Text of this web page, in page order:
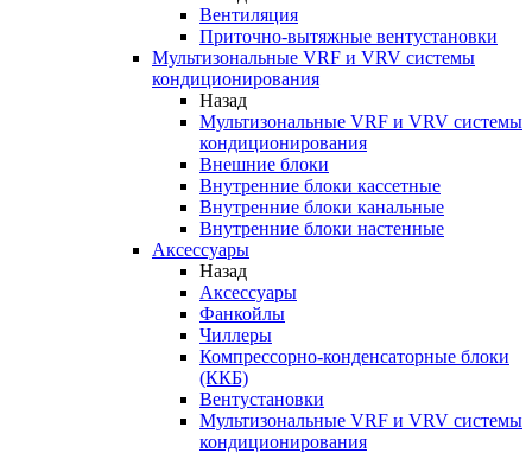
Вентиляция
Приточно-вытяжные вентустановки
Мультизональные VRF и VRV системы
кондиционирования
Назад
Мультизональные VRF и VRV системы
кондиционирования
Внешние блоки
Внутренние блоки кассетные
Внутренние блоки канальные
Внутренние блоки настенные
Аксессуары
Назад
Аксессуары
Фанкойлы
Чиллеры
Компрессорно-конденсаторные блоки
(ККБ)
Вентустановки
Мультизональные VRF и VRV системы
кондиционирования